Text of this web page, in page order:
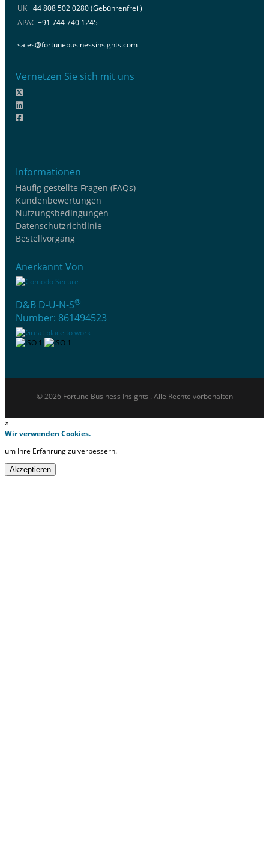
UK+44 808 502 0280 (Gebührenfrei )
APAC +91 744 740 1245
sales@fortunebusinessinsights.com
Vernetzen Sie sich mit uns
Informationen
Häufig gestellte Fragen (FAQs)
Kundenbewertungen
Nutzungsbedingungen
Datenschutzrichtlinie
Bestellvorgang
Anerkannt Von
D&B D-U-N-S®
Number: 861494523
© 2026 Fortune Business Insights . Alle Rechte vorbehalten
×
Wir verwenden Cookies.
um Ihre Erfahrung zu verbessern.
Akzeptieren